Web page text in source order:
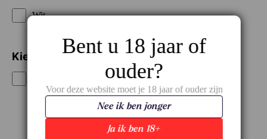
Wit
Kies je prijsklasseBent u 18 jaar of
ouder?
Voor deze website moet je 18 jaar of ouder zijn
Ja ik ben 18+
Nee ik ben jonger